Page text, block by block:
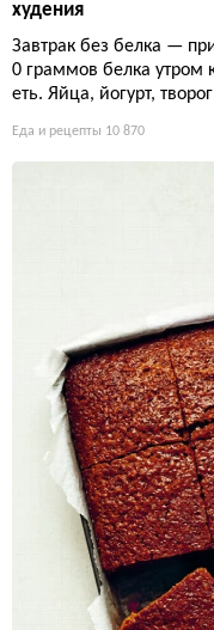
худения
Завтрак без белка —
0 граммов белка утром
еть. Яйца, йогурт,
Еда и рецепты 10 870